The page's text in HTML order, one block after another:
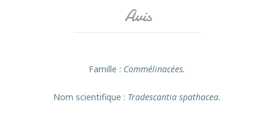
Avis
Famille : Commélinacées.
Nom scientifique : Tradescantia spathacea.